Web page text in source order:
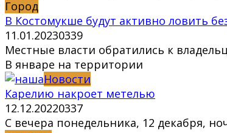
Город
В Костомукше будут активно ловить
11.01.20230339
Местные власти обратились к
В январе на территории
Новости
Карелию накроет метелью
12.12.20220337
С вечера понедельника, 12 декабря,